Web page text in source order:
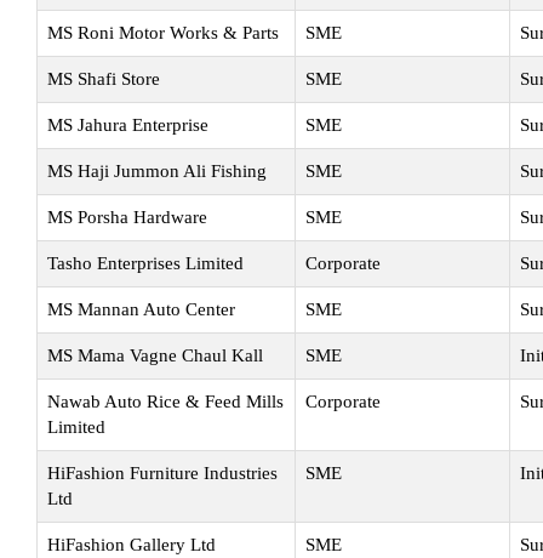
MS Roni Motor Works & Parts SME
MS Shafi Store SME
MS Jahura Enterprise SME
MS Haji Jummon Ali Fishing SME
MS Porsha Hardware SME
Tasho Enterprises Limited Corporate
MS Mannan Auto Center SME
MS Mama Vagne Chaul Kall SME
Nawab Auto Rice & Feed Mills
Limited
Corporate
HiFashion Furniture Industries
Ltd
SME
HiFashion Gallery Ltd SME